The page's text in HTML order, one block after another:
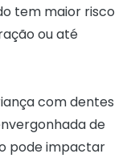
tem maior risco
ou até
com dentes
de
pode impactar